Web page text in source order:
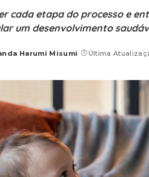
cada etapa do processo e
um desenvolvimento
Harumi Misumi Última